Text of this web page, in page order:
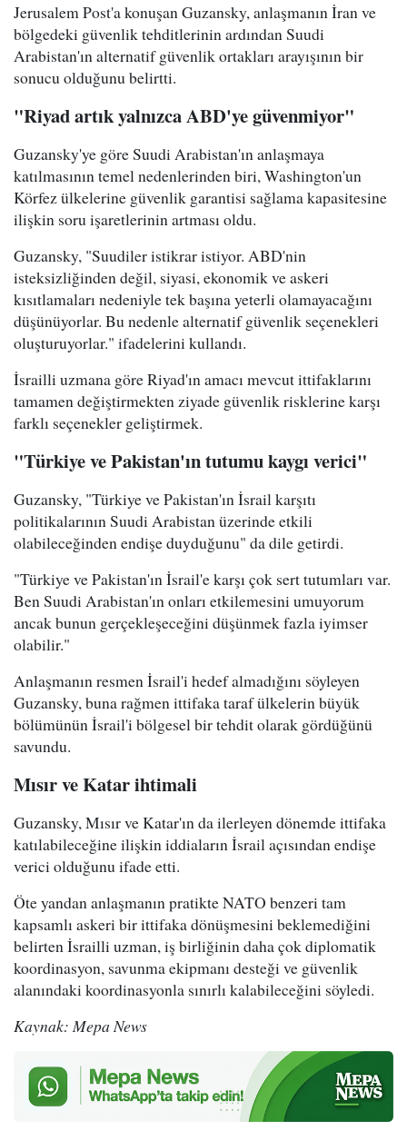
Jerusalem Post'a konuşan Guzansky, anlaşmanın İran ve
bölgedeki güvenlik tehditlerinin ardından Suudi
Arabistan'ın alternatif güvenlik ortakları arayışının bir
sonucu olduğunu belirtti.
"Riyad artık yalnızca ABD'ye güvenmiyor"
Guzansky'ye göre Suudi Arabistan'ın anlaşmaya
katılmasının temel nedenlerinden biri, Washington'un
Körfez ülkelerine güvenlik garantisi sağlama kapasitesine
ilişkin soru işaretlerinin artması oldu.
Guzansky, "Suudiler istikrar istiyor. ABD'nin
isteksizliğinden değil, siyasi, ekonomik ve askeri
kısıtlamaları nedeniyle tek başına yeterli olamayacağını
düşünüyorlar. Bu nedenle alternatif güvenlik seçenekleri
oluşturuyorlar." ifadelerini kullandı.
İsrailli uzmana göre Riyad'ın amacı mevcut ittifaklarını
tamamen değiştirmekten ziyade güvenlik risklerine karşı
farklı seçenekler geliştirmek.
"Türkiye ve Pakistan'ın tutumu kaygı verici"
Guzansky, "Türkiye ve Pakistan'ın İsrail karşıtı
politikalarının Suudi Arabistan üzerinde etkili
olabileceğinden endişe duyduğunu" da dile getirdi.
"Türkiye ve Pakistan'ın İsrail'e karşı çok sert tutumları var.
Ben Suudi Arabistan'ın onları etkilemesini umuyorum
ancak bunun gerçekleşeceğini düşünmek fazla iyimser
olabilir."
Anlaşmanın resmen İsrail'i hedef almadığını söyleyen
Guzansky, buna rağmen ittifaka taraf ülkelerin büyük
bölümünün İsrail'i bölgesel bir tehdit olarak gördüğünü
savundu.
Mısır ve Katar ihtimali
Guzansky, Mısır ve Katar'ın da ilerleyen dönemde ittifaka
katılabileceğine ilişkin iddiaların İsrail açısından endişe
verici olduğunu ifade etti.
Öte yandan anlaşmanın pratikte NATO benzeri tam
kapsamlı askeri bir ittifaka dönüşmesini beklemediğini
belirten İsrailli uzman, iş birliğinin daha çok diplomatik
koordinasyon, savunma ekipmanı desteği ve güvenlik
alanındaki koordinasyonla sınırlı kalabileceğini söyledi.
Kaynak: Mepa News